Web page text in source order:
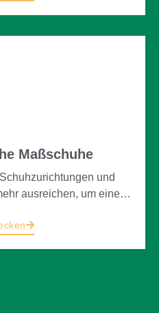
Maßschuhe
und
ausreichen, um eine
können orthopädische